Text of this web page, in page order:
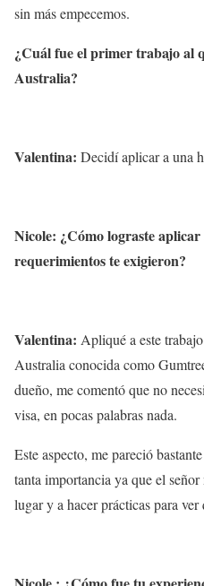
sin más empecemos.
¿Cuálfue el primer trabajo al
Australia?
Valentina: Decidí aplicar a una
Nicole: ¿Cómo lograste
requerimientos te exigieron?
Valentina: Apliqué a este
Australia conocida como
dueño, me comentó que no
visa, en pocas palabras nada.
Este aspecto, me pareció
tanta importancia ya que el
lugar y a hacer prácticas para ver